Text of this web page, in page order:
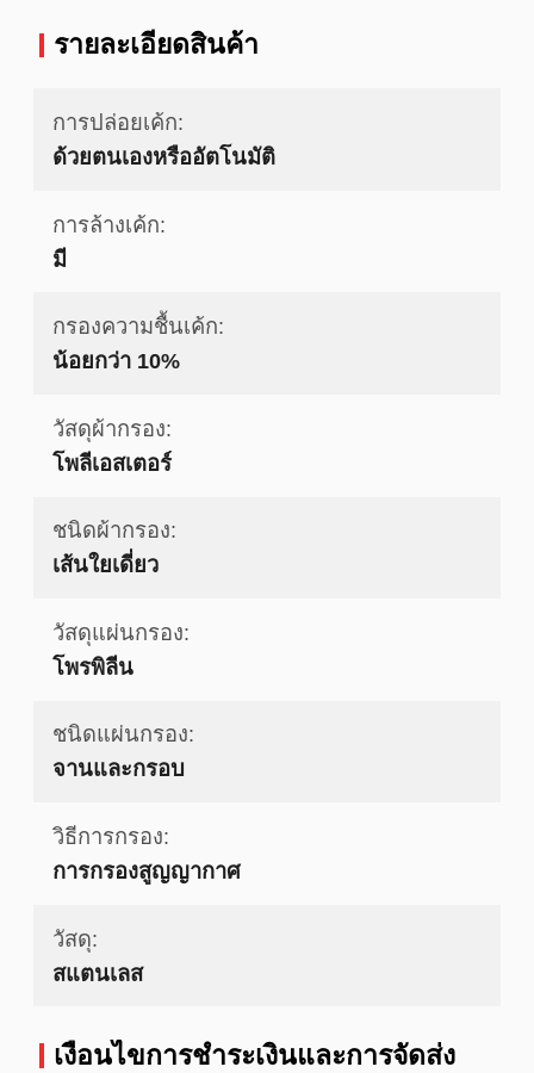
รายละเอียดสินค้า
การปล่อยเค้ก:
ด้วยตนเองหรืออัตโนมัติ
การล้างเค้ก:
มี
กรองความชื้นเค้ก:
น้อยกว่า 10%
วัสดุผ้ากรอง:
โพลีเอสเตอร์
ชนิดผ้ากรอง:
เส้นใยเดี่ยว
วัสดุแผ่นกรอง:
โพรพิลีน
ชนิดแผ่นกรอง:
จานและกรอบ
วิธีการกรอง:
การกรองสูญญากาศ
วัสดุ:
สแตนเลส
เงื่อนไขการชําระเงินและการจัดส่ง